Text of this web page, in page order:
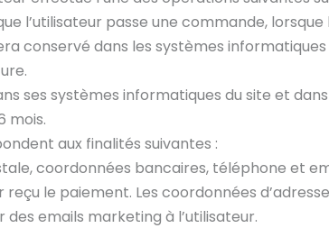
l’utilisateur passe une commande,
conservé dans les systèmes
ses systèmes informatiques du site et
mois.
aux finalités suivantes :
coordonnées bancaires, téléphone et
le paiement. Les coordonnées
emails marketing à l’utilisateur.